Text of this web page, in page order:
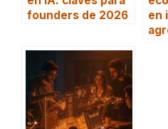
founders de 2026
en